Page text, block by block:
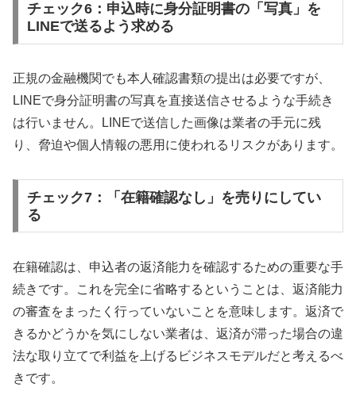
チェック6：申込時に身分証明書の「写真」を
LINEで送るよう求める
正規の金融機関でも本人確認書類の提出は必要ですが、
LINEで身分証明書の写真を直接送信させるような手続き
は行いません。LINEで送信した画像は業者の手元に残
り、脅迫や個人情報の悪用に使われるリスクがあります。
チェック7：「在籍確認なし」を売りにしてい
る
在籍確認は、申込者の返済能力を確認するための重要な手
続きです。これを完全に省略するということは、返済能力
の審査をまったく行っていないことを意味します。返済で
きるかどうかを気にしない業者は、返済が滞った場合の違
法な取り立てで利益を上げるビジネスモデルだと考えるべ
きです。